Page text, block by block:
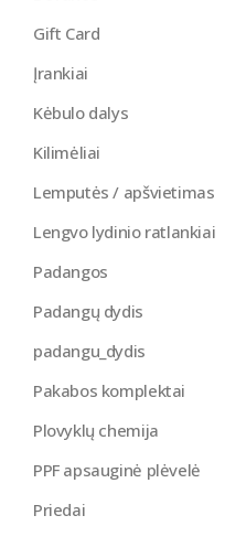
Gift Card
Įrankiai
Kėbulo dalys
Kilimėliai
Lemputės / apšvietimas
Lengvo lydinio ratlankiai
Padangos
Padangų dydis
padangu_dydis
Pakabos komplektai
Plovyklų chemija
PPF apsauginė plėvelė
Priedai